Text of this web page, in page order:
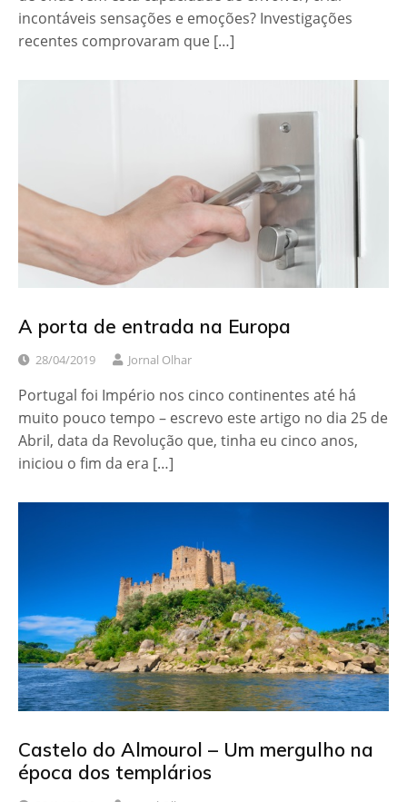
incontáveis sensações e emoções? Investigações
recentes comprovaram que […]
A porta de entrada na Europa
28/04/2019 Jornal Olhar
Portugal foi Império nos cinco continentes até há
muito pouco tempo – escrevo este artigo no dia 25 de
Abril, data da Revolução que, tinha eu cinco anos,
iniciou o fim da era […]
Castelo do Almourol – Um mergulho na
época dos templários